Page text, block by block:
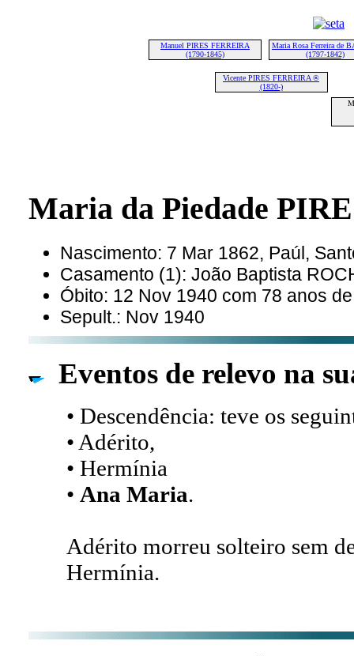
Manuel PIRES FERREIRA
(1790-1845)
Maria Rosa Ferreira de
(1797-1842)
Vicente PIRES FERREIRA ®
(1820-)
Maria da Piedade
Nascimento: 7 Mar 1862, Paúl,
Casamento (1): João Baptista
Óbito: 12 Nov 1940 com 78 anos
Sepult.: Nov 1940
Eventos de relevo na
• Descendência: teve os
• Adérito,
• Hermínia
• Ana Maria.
Adérito morreu solteiro sem
Hermínia.